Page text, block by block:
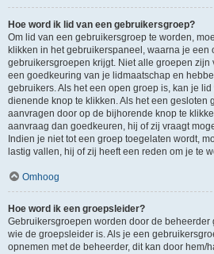
Hoe word ik lid van een gebruikersgroep?
Om lid van een gebruikersgroep te worden,
klikken in het gebruikerspaneel, waarna je een
gebruikersgroepen krijgt. Niet alle groepen zijn
een goedkeuring van je lidmaatschap en
gebruikers. Als het een open groep is, kan je
dienende knop te klikken. Als het een gesloten
aanvragen door op de bijhorende knop te
aanvraag dan goedkeuren, hij of zij vraagt
Indien je niet tot een groep toegelaten wordt,
lastig vallen, hij of zij heeft een reden om je te
Omhoog
Hoe word ik een groepsleider?
Gebruikersgroepen worden door de beheerder
wie de groepsleider is. Als je een
opnemen met de beheerder, dit kan door hem/